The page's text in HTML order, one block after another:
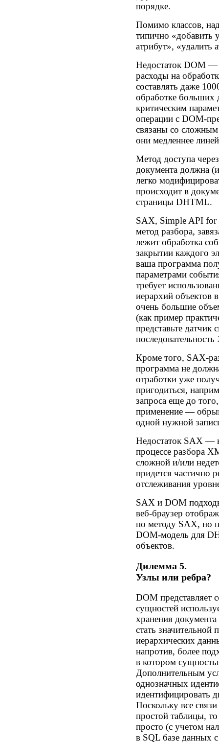
порядке.
Помимо классов,
типично «добавить
атрибут», «удалить
Недостаток DOM —
расходы на
составлять даже
обработке больших
критическим
операции с DOM-
связаны со
они медленнее
Метод доступа
документа должна
легко
происходит в
страницы DHTML.
SAX, Simple API for
метод разбора,
лежит обработка
закрытии каждого
ваша программа
параметрами
требует
иерархий объектов
очень большие
(как пример
представьте
Кроме того, SAX-
программа не
отработки уже
пригодиться,
запроса еще до
применение —
одной нужной
Недостаток SAX —
процессе разбора
сложной и/или
придется частично
отслеживания
SAX и DOM
веб-браузер
по методу SAX, но
DOM-модель для
объектов.
Дилемма 5.
Узлы или ребра?
DOM представляет
сущностей
хранения
стать
иерархических
напротив, более
в котором
Дополнительным
однозначных
идентифицировать
Поскольку все
простой таблицы, то
просто (с учетом
в SQL базе данных